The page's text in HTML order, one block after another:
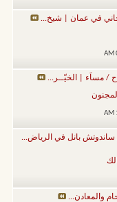
في عمان | شيخ...
/ مساَء | الخيّــر...
ساندوتش بانل في الرياض...
والمعادن...